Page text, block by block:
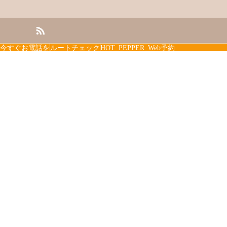
今すぐお電話を ルートチェック HOT PEPPER Web予約